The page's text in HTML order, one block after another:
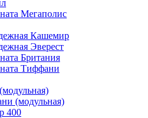
Мегаполис
Кашемир
Эверест
Британия
Тиффани
(модульная)
400